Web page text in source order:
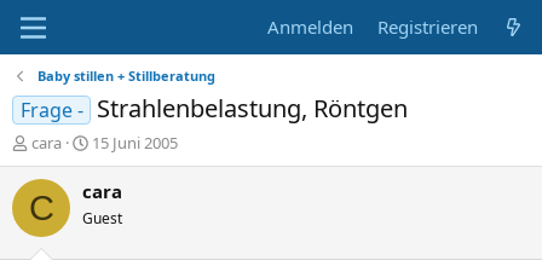
Anmelden Registrieren
Baby stillen + Stillberatung
Frage - Strahlenbelastung, Röntgen
E
r
s
t
cara
E
r
s
e
15 Juni 2005
C cara
Guest